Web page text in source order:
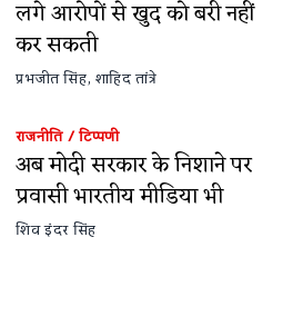
लगे आरोपों से खुद को बरी नहीं
कर सकती
प्रभजीत सिंह, शाहिद तांत्रे
राजनीति/टिप्पणी
अब मोदी सरकार के निशाने पर
प्रवासी भारतीय मीडिया भी
शिव इंदर सिंह